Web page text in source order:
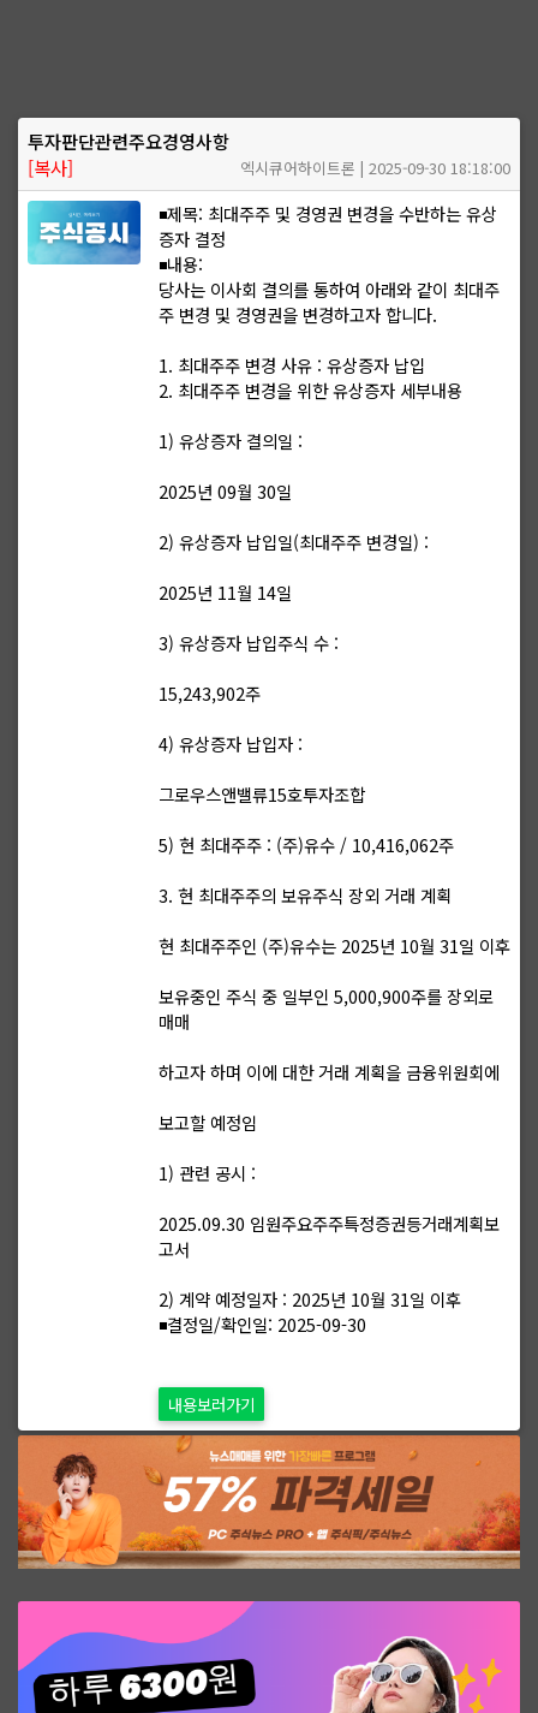
투자판단관련주요경영사항
[복사]
엑시큐어하이트론 | 2025-09-30 18:18:00
◾제목: 최대주주 및 경영권 변경을 수반하는 유상
증자 결정
◾내용:
당사는 이사회 결의를 통하여 아래와 같이 최대주
주 변경 및 경영권을 변경하고자 합니다.
1. 최대주주 변경 사유 : 유상증자 납입
2. 최대주주 변경을 위한 유상증자 세부내용
1) 유상증자 결의일 :
2025년 09월 30일
2) 유상증자 납입일(최대주주 변경일) :
2025년 11월 14일
3) 유상증자 납입주식 수 :
15,243,902주
4) 유상증자 납입자 :
그로우스앤밸류15호투자조합
5) 현 최대주주 : (주)유수 / 10,416,062주
3. 현 최대주주의 보유주식 장외 거래 계획
현 최대주주인 (주)유수는 2025년 10월 31일 이후
보유중인 주식 중 일부인 5,000,900주를 장외로
매매
하고자 하며 이에 대한 거래 계획을 금융위원회에
보고할 예정임
1) 관련 공시 :
2025.09.30 임원주요주주특정증권등거래계획보
고서
2) 계약 예정일자 : 2025년 10월 31일 이후
◾결정일/확인일: 2025-09-30
내용보러가기